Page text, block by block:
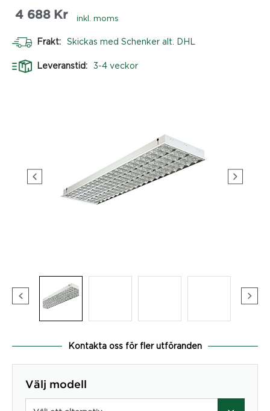
4 688 Kr inkl. moms
Frakt: Skickas med Schenker alt. DHL
Leveranstid: 3-4 veckor
Kontakta oss för fler utföranden
Välj modell